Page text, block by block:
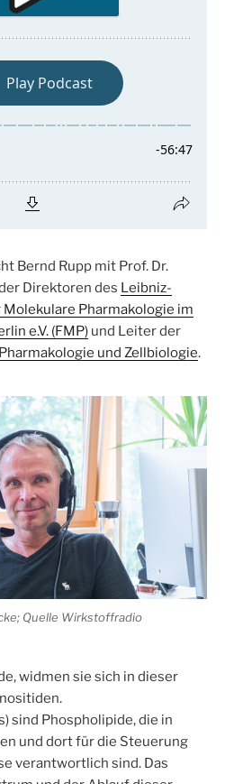
Bernd Rupp mit Prof. Dr.
Direktoren des Leibniz-
Pharmakologie im
e.V. (FMP) und Leiter der
und Zellbiologie.
Quelle Wirkstoffradio
widmen sie sich in dieser
sind Phospholipide, die in
und dort für die Steuerung
verantwortlich sind. Das